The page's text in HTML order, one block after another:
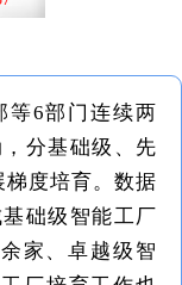
等6部门连续两
分基础级、先
度培育。数据
础级智能工厂
家、卓越级智